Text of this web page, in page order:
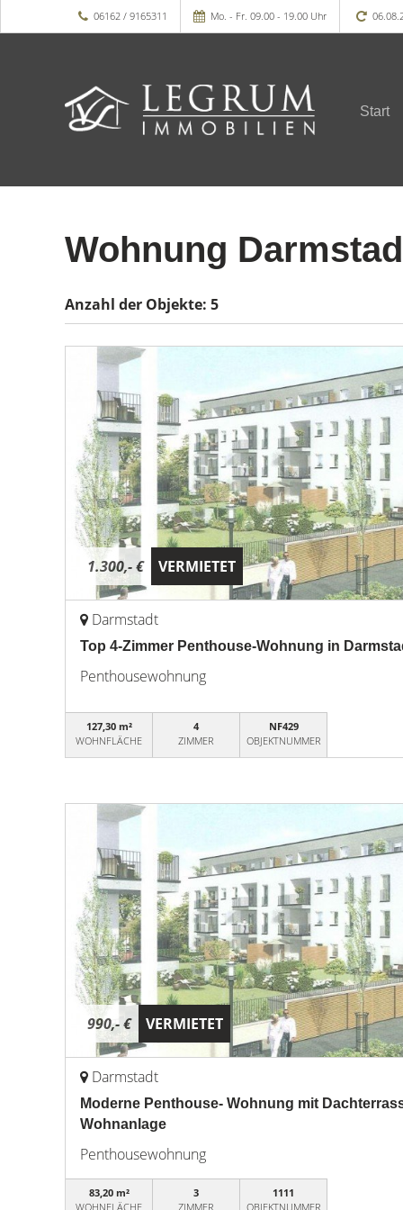
06162 / 9165311 Mo. - Fr. 09.00 - 19.00 Uhr
Start
Wohnung
Anzahl der Objekte: 5
1.300,- € VERMIETET
Darmstadt
Top 4-Zimmer Penthouse-Wohnung in
Penthousewohnung
127,30 m²
WOHNFLÄCHE
4
ZIMMER
NF429
OBJEKTNUMMER
990,- € VERMIETET
Darmstadt
Moderne Penthouse- Wohnung mit
Wohnanlage
Penthousewohnung
83,20 m²
WOHNFLÄCHE
3
ZIMMER
1111
OBJEKTNUMMER